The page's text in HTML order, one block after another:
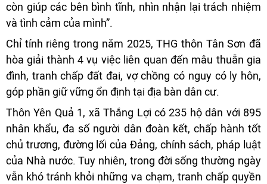
còn giúp các bên bình tĩnh, nhìn nhận lại trách nhiệm
và tình cảm của mình”.
Chỉ tính riêng trong năm 2025, THG thôn Tân Sơn đã
hòa giải thành 4 vụ việc liên quan đến mâu thuẫn gia
đình, tranh chấp đất đai, vợ chồng có nguy có ly hôn,
góp phần giữ vững ổn định tại địa bàn dân cư.
Thôn Yên Quả 1, xã Thắng Lợi có 235 hộ dân với 895
nhân khẩu, đa số người dân đoàn kết, chấp hành tốt
chủ trương, đường lối của Đảng, chính sách, pháp luật
của Nhà nước. Tuy nhiên, trong đời sống thường ngày
vẫn khó tránh khỏi những va chạm, tranh chấp quyền